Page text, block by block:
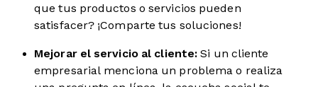
que tus productos o servicios pueden
satisfacer? ¡Comparte tus soluciones!
Mejorar el servicio al cliente: Si un cliente
empresarial menciona un problema o realiza